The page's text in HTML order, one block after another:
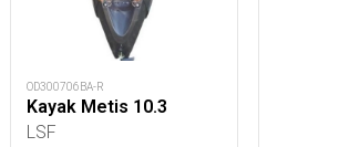
OD300706BA-R
Kayak Metis 10.3
LSF